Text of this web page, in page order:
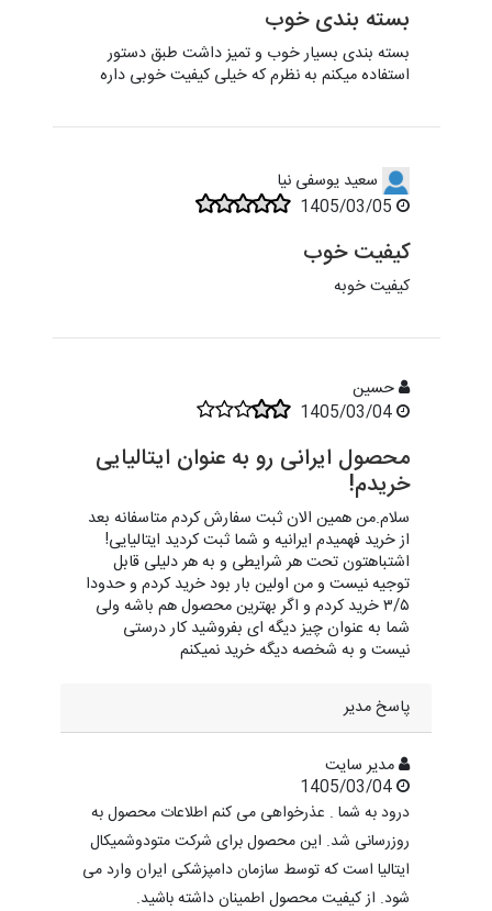
بسته بندی خوب
بسته بندی بسیار خوب و تمیز داشت طبق دستور
استفاده میکنم به نظرم که خیلی کیفیت خوبی داره
سعید یوسفی نیا
کیفیت خوب
کیفیت خوبه
حسین
محصول ایرانی رو به عنوان ایتالیایی
خریدم!
سلام.من همین الان ثبت سفارش کردم متاسفانه بعد
از خرید فهمیدم ایرانیه و شما ثبت کردید ایتالیایی!
اشتباهتون تحت هر شرایطی و به هر دلیلی قابل
توجیه نیست و من اولین بار بود خرید کردم و حدودا
۳/۵ خرید کردم و اگر بهترین محصول هم باشه ولی
شما به عنوان چیز دیگه ای بفروشید کار درستی
نیست و به شخصه دیگه خرید نمیکنم
پاسخ مدیر
مدیر سایت
درود به شما . عذرخواهی می کنم اطلاعات محصول به
روزرسانی شد. این محصول برای شرکت متودوشمیکال
ایتالیا است که توسط سازمان دامپزشکی ایران وارد می
شود. از کیفیت محصول اطمینان داشته باشید.